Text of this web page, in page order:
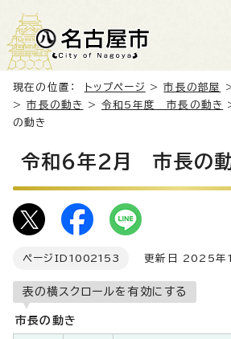
現在の位置： トップページ >市長の部屋
>市長の動き >令和5年度 市長の動き
の動き
令和6年2月 市長の
ページID 1002153 更新日 2025年
表の横スクロールを有効にする
市長の動き